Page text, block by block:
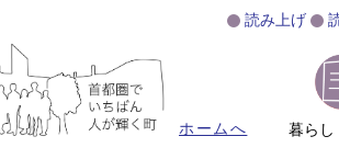
読み上げ
ホームへ 暮らし